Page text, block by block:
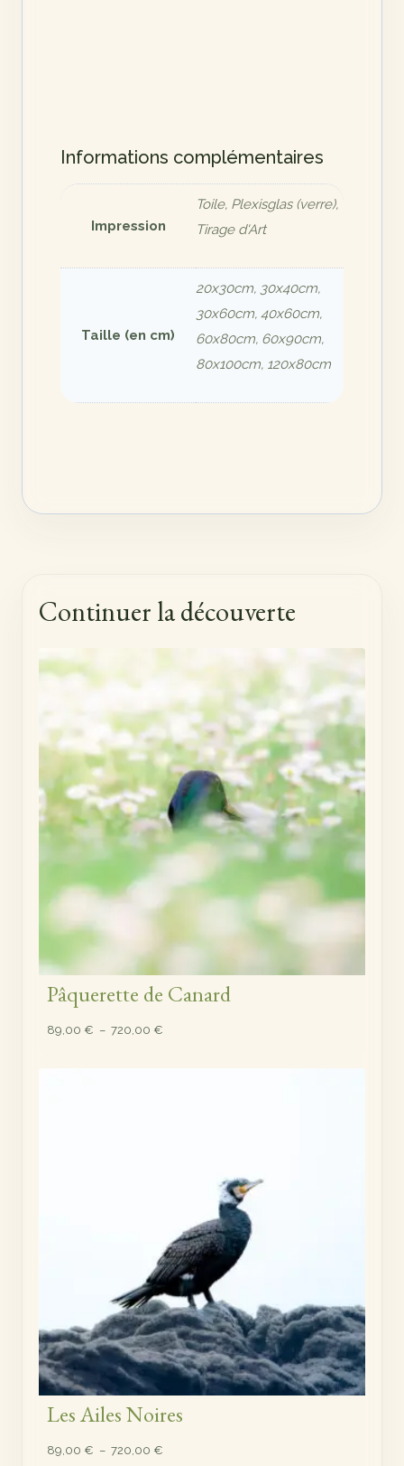
Informations complémentaires
Impression
Toile, Plexisglas (verre),
Tirage d'Art
Taille (en cm)
20x30cm, 30x40cm,
30x60cm, 40x60cm,
60x80cm, 60x90cm,
80x100cm, 120x80cm
Continuer la découverte
Pâquerette de Canard
89,00 € – 720,00 €Plage
Les Ailes Noires
89,00 € – 720,00 €Plage